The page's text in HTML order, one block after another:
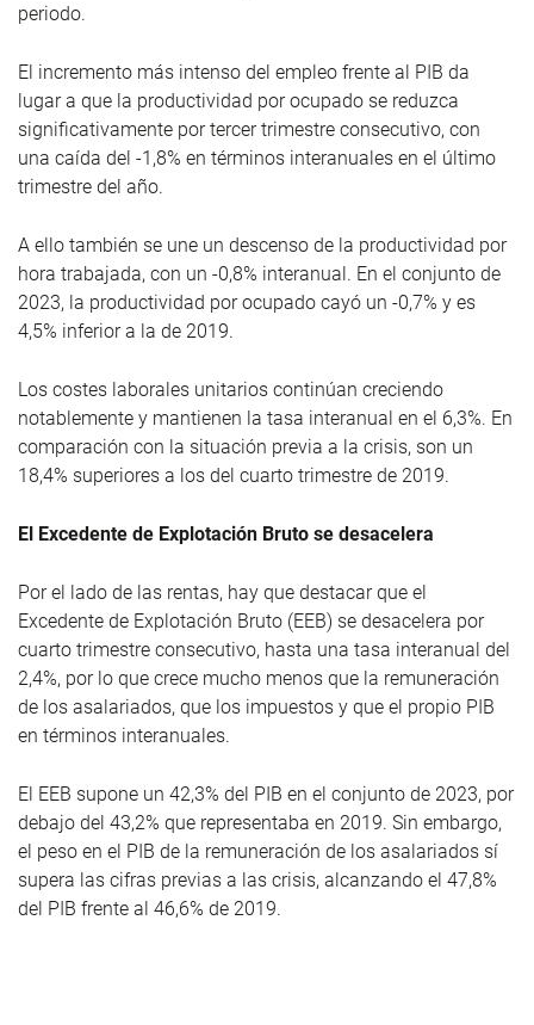
periodo.
El incremento más intenso del empleo frente al PIB da
lugar a que la productividad por ocupado se reduzca
significativamente por tercer trimestre consecutivo, con
una caída del -1,8% en términos interanuales en el último
trimestre del año.
A ello también se une un descenso de la productividad por
hora trabajada, con un -0,8% interanual. En el conjunto de
2023, la productividad por ocupado cayó un -0,7% y es
4,5% inferior a la de 2019.
Los costes laborales unitarios continúan creciendo
notablemente y mantienen la tasa interanual en el 6,3%. En
comparación con la situación previa a la crisis, son un
18,4% superiores a los del cuarto trimestre de 2019.
El Excedente de Explotación Bruto se desacelera
Por el lado de las rentas, hay que destacar que el
Excedente de Explotación Bruto (EEB) se desacelera por
cuarto trimestre consecutivo, hasta una tasa interanual del
2,4%, por lo que crece mucho menos que la remuneración
de los asalariados, que los impuestos y que el propio PIB
en términos interanuales.
El EEB supone un 42,3% del PIB en el conjunto de 2023, por
debajo del 43,2% que representaba en 2019. Sin embargo,
el peso en el PIB de la remuneración de los asalariados sí
supera las cifras previas a las crisis, alcanzando el 47,8%
del PIB frente al 46,6% de 2019.